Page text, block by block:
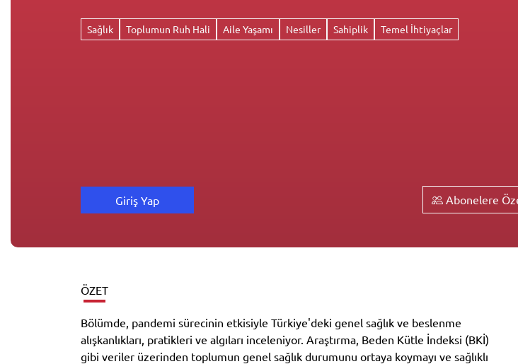
Sağlık Toplumun Ruh Hali Aile Yaşamı Nesiller Sahiplik Temel İhtiyaçlar
Giriş Yap Abonelere
ÖZET
Bölümde, pandemi sürecinin etkisiyle Türkiye'deki genel sağlık ve beslenme
alışkanlıkları, pratikleri ve algıları inceleniyor. Araştırma, Beden Kütle İndeksi (BKİ)
gibi veriler üzerinden toplumun genel sağlık durumunu ortaya koymayı ve sağlıklı